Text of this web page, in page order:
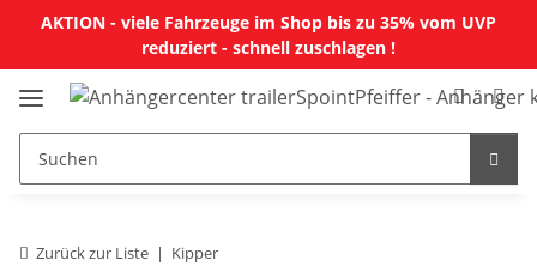
AKTION - viele Fahrzeuge im Shop bis zu 35% vom UVP
reduziert - schnell zuschlagen !
Zurück zur Liste Kipper